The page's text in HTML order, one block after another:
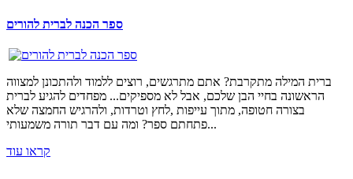
ספר הכנה לברית להורים
ברית המילה מתקרבת? אתם מתרגשים, רוצים ללמוד ולהתכונן למצווה
הראשונה בחיי הבן שלכם, אבל לא מספיקים... מפחדים להגיע לברית
בצורה חטופה, מתוך עייפות ,לחץ וטרדות, ולהרגיש החמצה שלא
פתחתם ספר? ומה עם דבר תורה משמעותי...
קראו עוד